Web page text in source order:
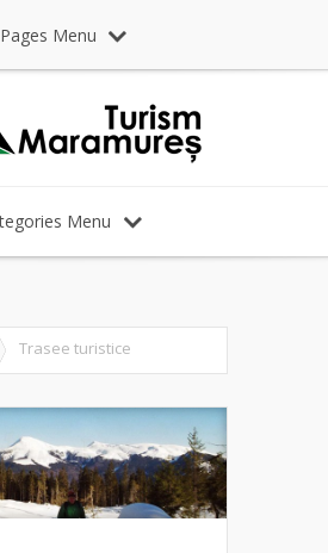
Pages Menu
Menu
Trasee turistice